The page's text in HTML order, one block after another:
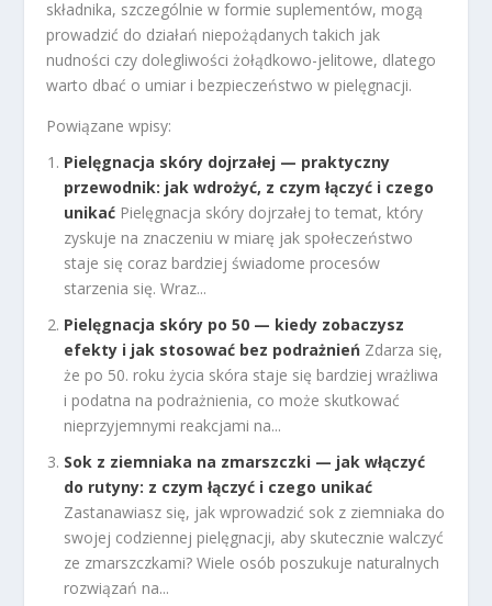
składnika, szczególnie w formie suplementów, mogą
prowadzić do działań niepożądanych takich jak
nudności czy dolegliwości żołądkowo-jelitowe, dlatego
warto dbać o umiar i bezpieczeństwo w pielęgnacji.
Powiązane wpisy:
Pielęgnacja skóry dojrzałej — praktyczny
przewodnik: jak wdrożyć, z czym łączyć i czego
unikać Pielęgnacja skóry dojrzałej to temat, który
zyskuje na znaczeniu w miarę jak społeczeństwo
staje się coraz bardziej świadome procesów
starzenia się. Wraz...
Pielęgnacja skóry po 50 — kiedy zobaczysz
efekty i jak stosować bez podrażnień Zdarza się,
że po 50. roku życia skóra staje się bardziej wrażliwa
i podatna na podrażnienia, co może skutkować
nieprzyjemnymi reakcjami na...
Sok z ziemniaka na zmarszczki — jak włączyć
do rutyny: z czym łączyć i czego unikać
Zastanawiasz się, jak wprowadzić sok z ziemniaka do
swojej codziennej pielęgnacji, aby skutecznie walczyć
ze zmarszczkami? Wiele osób poszukuje naturalnych
rozwiązań na...